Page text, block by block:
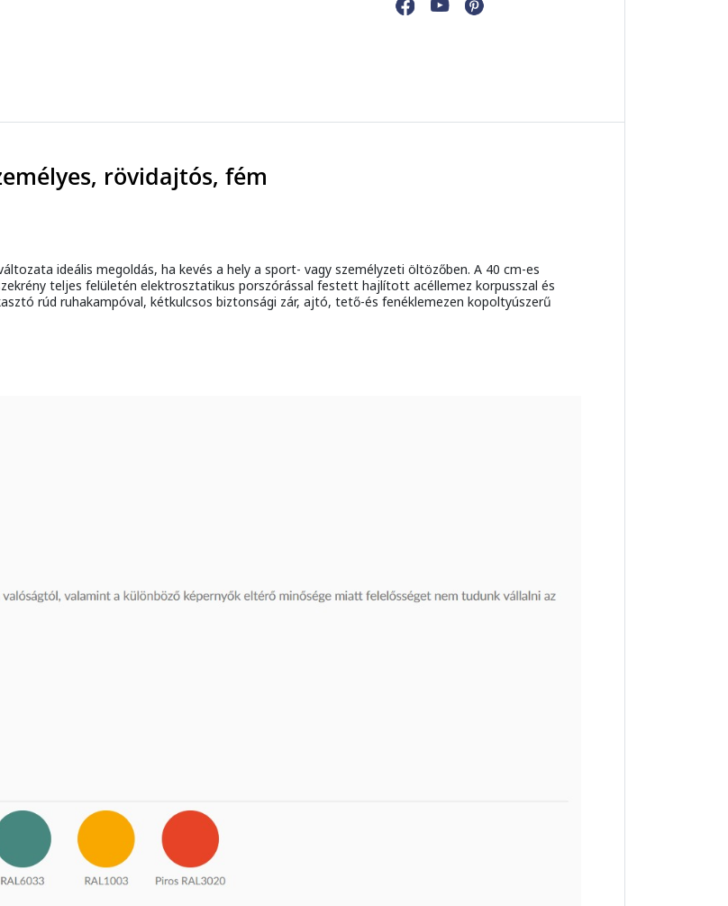
rövidajtós, fém
ideális megoldás, ha kevés a hely a sport- vagy személyzeti öltözőben. A 40 cm-es
teljes felületén elektrosztatikus porszórással festett hajlított acéllemez korpusszal és
rúd ruhakampóval, kétkulcsos biztonsági zár, ajtó, tető-és fenéklemezen kopoltyúszerű